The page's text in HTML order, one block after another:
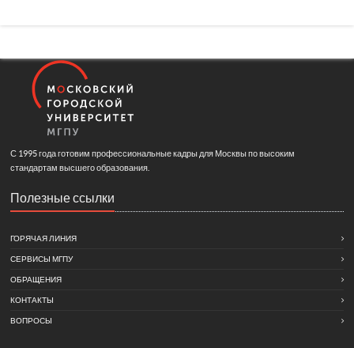
С 1995 года готовим профессиональные кадры для Москвы по высоким
стандартам высшего образования.
Полезные ссылки
ГОРЯЧАЯ ЛИНИЯ
СЕРВИСЫ МГПУ
ОБРАЩЕНИЯ
КОНТАКТЫ
ВОПРОСЫ